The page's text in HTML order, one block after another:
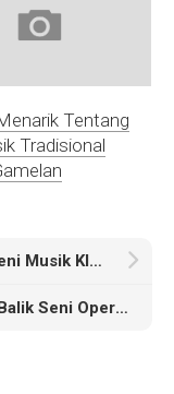
Tentang
Tradisional
Tren Terbaru dalam Pertunjukan Seni Musik Klasik di Indonesia
Menyelami Makna dan Emosi di Balik Seni Opera yang Mempesona